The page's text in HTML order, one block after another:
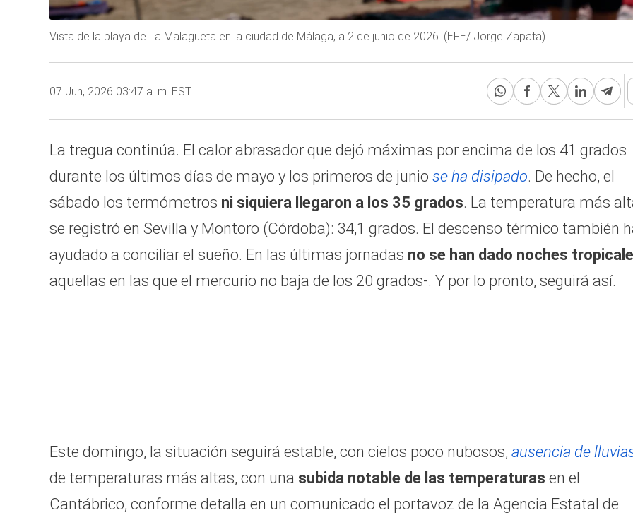
Vista de la playa de La Malagueta en la ciudad de Málaga, a 2 de junio de 2026. (EFE/ Jorge Zapata)
07 Jun, 2026 03:47 a. m. EST
La tregua continúa. El calor abrasador que dejó máximas por encima de los 41 grados
durante los últimos días de mayo y los primeros de junio se ha disipado. De hecho, el
sábado los termómetros ni siquiera llegaron a los 35 grados. La temperatura más
se registró en Sevilla y Montoro (Córdoba): 34,1 grados. El descenso térmico también
ayudado a conciliar el sueño. En las últimas jornadas no se han dado noches
aquellas en las que el mercurio no baja de los 20 grados-. Y por lo pronto, seguirá así.
Este domingo, la situación seguirá estable, con cielos poco nubosos, ausencia de
de temperaturas más altas, con una subida notable de las temperaturas en el
Cantábrico, conforme detalla en un comunicado el portavoz de la Agencia Estatal de